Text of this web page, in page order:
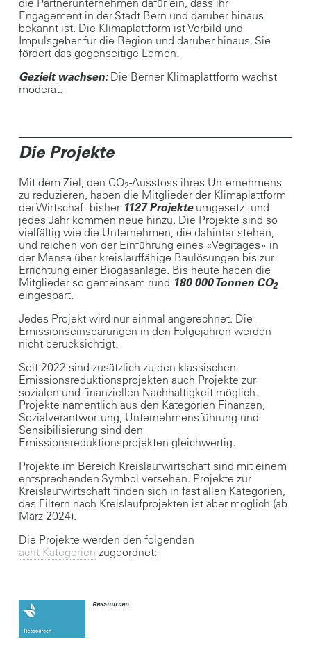
die Partnerunternehmen dafür ein, dass ihr
Engagement in der Stadt Bern und darüber hinaus
bekannt ist. Die Klimaplattform ist Vorbild und
Impulsgeber für die Region und darüber hinaus. Sie
fördert das gegenseitige Lernen.
Gezielt wachsen: Die Berner Klimaplattform wächst
moderat.
Die Projekte
Mit dem Ziel, den CO2-Ausstoss ihres Unternehmens
zu reduzieren, haben die Mitglieder der Klimaplattform
der Wirtschaft bisher 1127 Projekteumgesetzt und
jedes Jahr kommen neue hinzu. Die Projekte sind so
vielfältig wie die Unternehmen, die dahinter stehen,
und reichen von der Einführung eines «Vegitages» in
der Mensa über kreislauffähige Baulösungen bis zur
Errichtung einer Biogasanlage. Bis heute haben die
Mitglieder so gemeinsam rund 180 000 Tonnen CO2
eingespart.
Jedes Projekt wird nur einmal angerechnet. Die
Emissionseinsparungen in den Folgejahren werden
nicht berücksichtigt.
Seit 2022 sind zusätzlich zu den klassischen
Emissionsreduktionsprojekten auch Projekte zur
sozialen und finanziellen Nachhaltigkeit möglich.
Projekte namentlich aus den Kategorien Finanzen,
Sozialverantwortung, Unternehmensführung und
Sensibilisierung sind den
Emissionsreduktionsprojekten gleichwertig.
Projekte im Bereich Kreislaufwirtschaft sind mit einem
entsprechenden Symbol versehen. Projekte zur
Kreislaufwirtschaft finden sich in fast allen Kategorien,
das Filtern nach Kreislaufprojekten ist aber möglich (ab
März 2024).
Die Projekte werden den folgenden
acht Kategorien zugeordnet:
Ressourcen